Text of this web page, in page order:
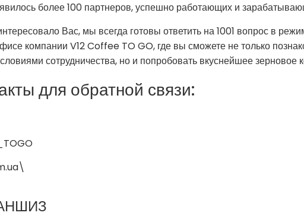
более 100 партнеров, успешно работающих и
Вас, мы всегда готовы ответить на 1001 вопрос в
компании V12 Coffee TO GO, где вы сможете не только
сотрудничества, но и попробовать вкуснейшее зерновое
для обратной связи: